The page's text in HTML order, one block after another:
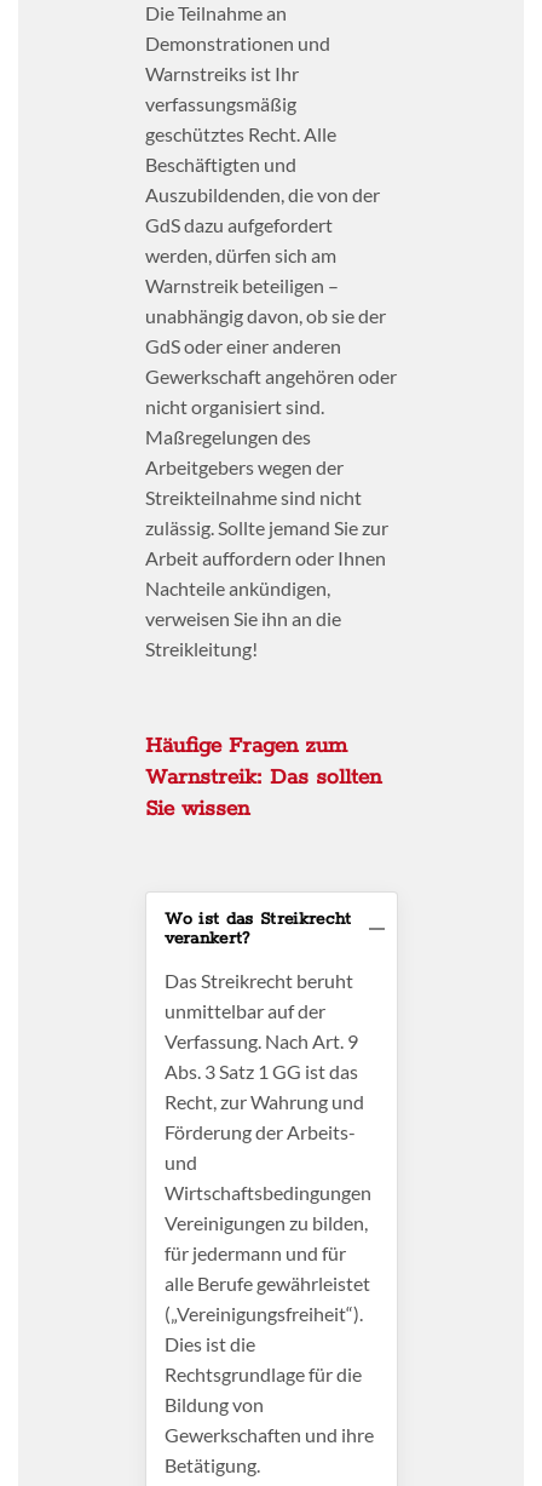
Die Teilnahme an
Demonstrationen und
Warnstreiks ist Ihr
verfassungsmäßig
geschütztes Recht. Alle
Beschäftigten und
Auszubildenden, die von der
GdS dazu aufgefordert
werden, dürfen sich am
Warnstreik beteiligen –
unabhängig davon, ob sie der
GdS oder einer anderen
Gewerkschaft angehören oder
nicht organisiert sind.
Maßregelungen des
Arbeitgebers wegen der
Streikteilnahme sind nicht
zulässig. Sollte jemand Sie zur
Arbeit auffordern oder Ihnen
Nachteile ankündigen,
verweisen Sie ihn an die
Streikleitung!
Häufige Fragen zum
Warnstreik: Das sollten
Sie wissen
Wo ist das Streikrecht
verankert?
Das Streikrecht beruht
unmittelbar auf der
Verfassung. Nach Art. 9
Abs. 3 Satz 1 GG ist das
Recht, zur Wahrung und
Förderung der Arbeits-
und
Wirtschaftsbedingungen
Vereinigungen zu bilden,
für jedermann und für
alle Berufe gewährleistet
(„Vereinigungsfreiheit“).
Dies ist die
Rechtsgrundlage für die
Bildung von
Gewerkschaften und ihre
Betätigung.